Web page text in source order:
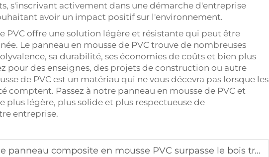
s'inscrivant activement dans une démarche d'entreprise
avoir un impact positif sur l'environnement.
PVC offre une solution légère et résistante qui peut être
Le panneau en mousse de PVC trouve de nombreuses
sa durabilité, ses économies de coûts et bien plus
pour des enseignes, des projets de construction ou autre
de PVC est un matériau qui ne vous décevra pas lorsque les
comptent. Passez à notre panneau en mousse de PVC et
plus légère, plus solide et plus respectueuse de
entreprise.
composite en mousse PVC surpasse le bois traditionnel en termes de durabilité